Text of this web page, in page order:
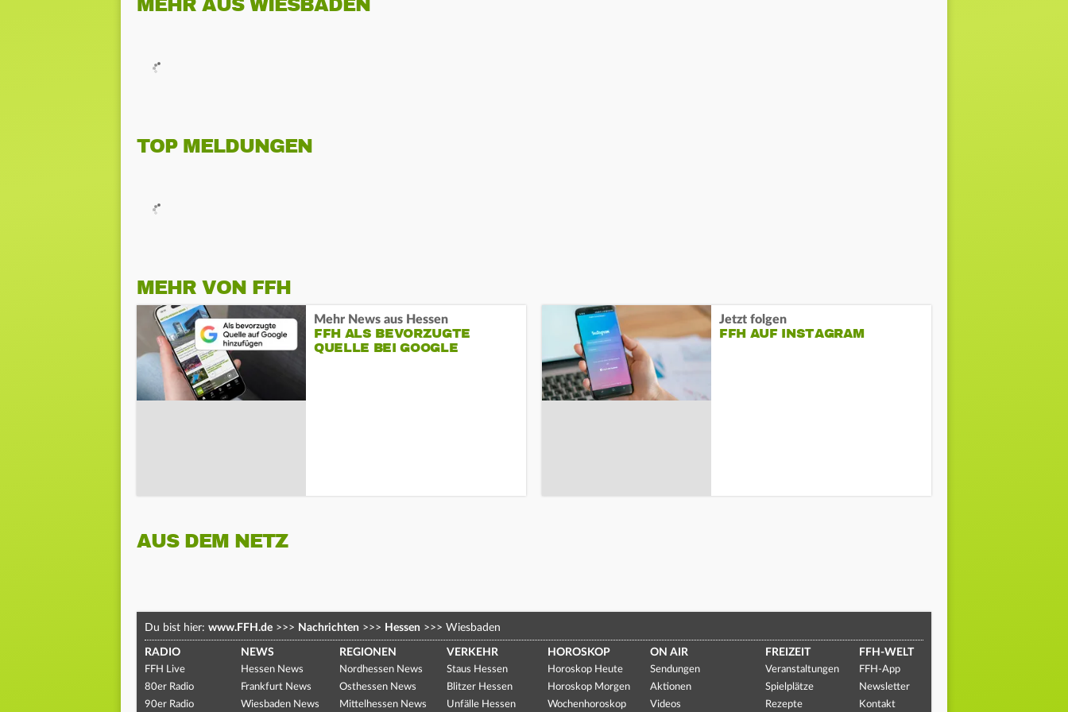
MEHR AUS WIESBADEN
TOP MELDUNGEN
MEHR VON FFH
Mehr News aus Hessen
FFH ALS BEVORZUGTE
QUELLE BEI GOOGLE
Jetzt folgen
FFH AUF INSTAGRAM
AUS DEM NETZ
Du bist hier: www.FFH.de >>> Nachrichten >>> Hessen >>> Wiesbaden
RADIO
FFH Live
80er Radio
90er Radio
NEWS
Hessen News
Frankfurt News
Wiesbaden News
REGIONEN
Nordhessen News
Osthessen News
Mittelhessen News
VERKEHR
Staus Hessen
Blitzer Hessen
Unfälle Hessen
HOROSKOP
Horoskop Heute
Horoskop Morgen
Wochenhoroskop
ON AIR
Sendungen
Aktionen
Videos
FREIZEIT
Veranstaltungen
Spielplätze
Rezepte
FFH-WELT
FFH-App
Newsletter
Kontakt